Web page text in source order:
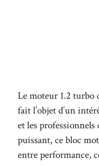
Le moteur 1.2 turbo
fait l’objet d’un
et les
puissant, ce bloc
entre performance,